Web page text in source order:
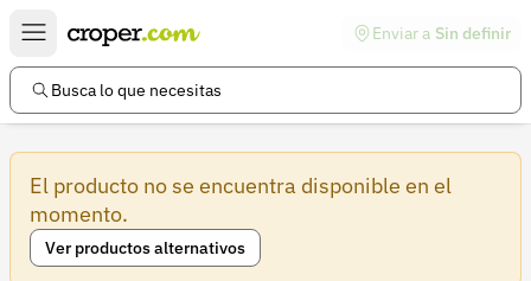
Enviar a Sin definir
Busca lo que necesitas
El producto no se encuentra disponible en el
momento.
Ver productos alternativos
Enlaces de interés
Preguntas frecuentes
Ayuda
Información legal
Términos y condiciones